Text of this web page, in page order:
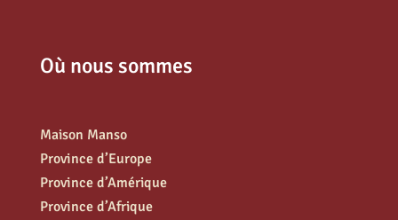
Où nous sommes
Maison Manso
Province d’Europe
Province d’Amérique
Province d’Afrique